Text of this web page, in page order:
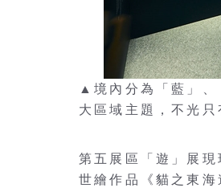
▲境內分為「藍」、
大區域主題，不光
第五展區「遊」展
世繪作品《貓之東